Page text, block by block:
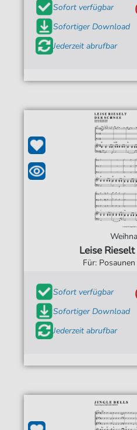
Sofort verfügbar
Sofortiger Download
Jederzeit abrufbar
Leise
Für:
Sofort verfügbar
Sofortiger Download
Jederzeit abrufbar